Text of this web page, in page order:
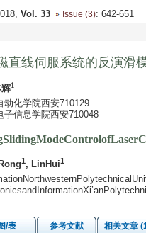
Vol. 33 Issue (3): 642-651
直线伺服系统的反演滑
1
动化学院西安710129
子信息学院西安710048
1, LinHui1
/表 参考文献
相关文章